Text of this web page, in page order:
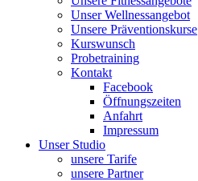
Unser Wellnessangebot
Unsere Präventionskurse
Kurswunsch
Probetraining
Kontakt
Facebook
Öffnungszeiten
Anfahrt
Impressum
Unser Studio
unsere Tarife
unsere Partner